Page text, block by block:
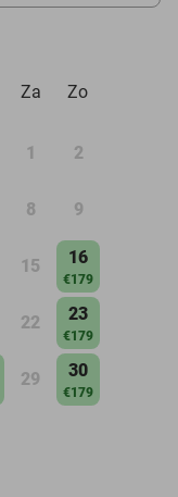
Za Zo
1 2
8 9
15 16
€179
22 23
€179
29 30
€179